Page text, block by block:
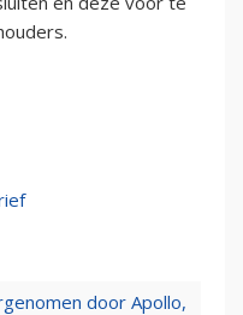
door Apollo,